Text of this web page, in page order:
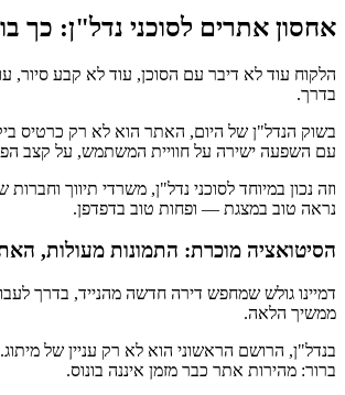
אחסון אתרים לסוכני נדל"ן: כך
הלקוח עוד לא דיבר עם הסוכן, עוד לא קבע
בדרך.
בשוק הנדל"ן של היום, האתר הוא לא רק כרטיס
עם השפעה ישירה על חוויית המשתמש, על קצב
וזה נכון במיוחד לסוכני נדל"ן, משרדי תיווך
נראה טוב במצגת — ופחות טוב בדפדפן.
הסיטואציה מוכרת: התמונות מעולות,
ממשיך הלאה.
ברור: מהירות אתר כבר מזמן איננה בונוס.